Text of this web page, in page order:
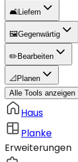
🛋️Liefern
🖼️Gegenwärtig
✏️ Bearbeiten
📐 Planen
Alle Tools anzeigen
Haus
Planke
Erweiterungen